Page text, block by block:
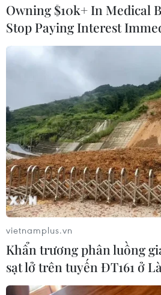
Cộng đồng phản ứng vụ giàn
Shiyou 981
Cộng đồng người Việt Nam
cư dân biển đảo
Phóng viên Nhật bỏ tiền tổ
ngư dân Hoàng Sa
Người Việt tại Hiroshima
Người Việt ở Lào tổ chức lễ
Owning $10k+ In Medical
Stop Paying Interest
vietnamplus.vn
Khẩn trương phân luồng
sạt lở trên tuyến ĐT161 ở